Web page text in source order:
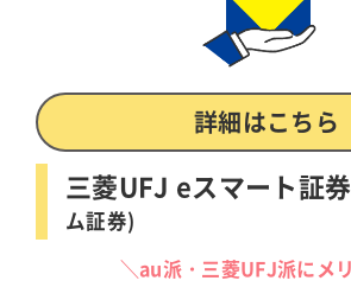
詳細はこちら
三菱UFJ eスマート証券
ム証券)
＼au派・三菱UFJ派にメ